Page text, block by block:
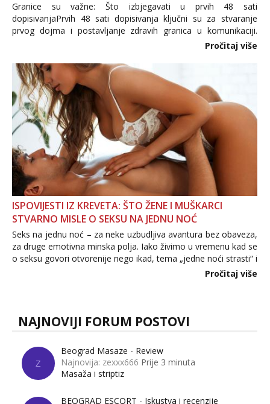
Granice su važne: Što izbjegavati u prvih 48 sati
dopisivanjaPrvih 48 sati dopisivanja ključni su za stvaranje
prvog dojma i postavljanje zdravih granica u komunikaciji.
Važno je izbjeći prebrzo otkrivanje osobnih ili intimnih
informacija, jer nepoznata osoba još nije zaslužila to
povjerenje. Takođe...
Pročitaj više
ISPOVIJESTI IZ KREVETA: ŠTO ŽENE I MUŠKARCI
STVARNO MISLE O SEKSU NA JEDNU NOĆ
Seks na jednu noć – za neke uzbudljiva avantura bez obaveza,
za druge emotivna minska polja. Iako živimo u vremenu kad se
o seksu govori otvorenije nego ikad, tema „jedne noći strasti“ i
dalje izaziva burne rasprave. Što zapravo misle žene, a što
Pročitaj više
NAJNOVIJI FORUM POSTOVI
Z
Beograd Masaze - Review
Najnovija: zexxx666 Prije 3 minuta
Masaža i striptiz
BEOGRAD ESCORT - Iskustva i recenzije